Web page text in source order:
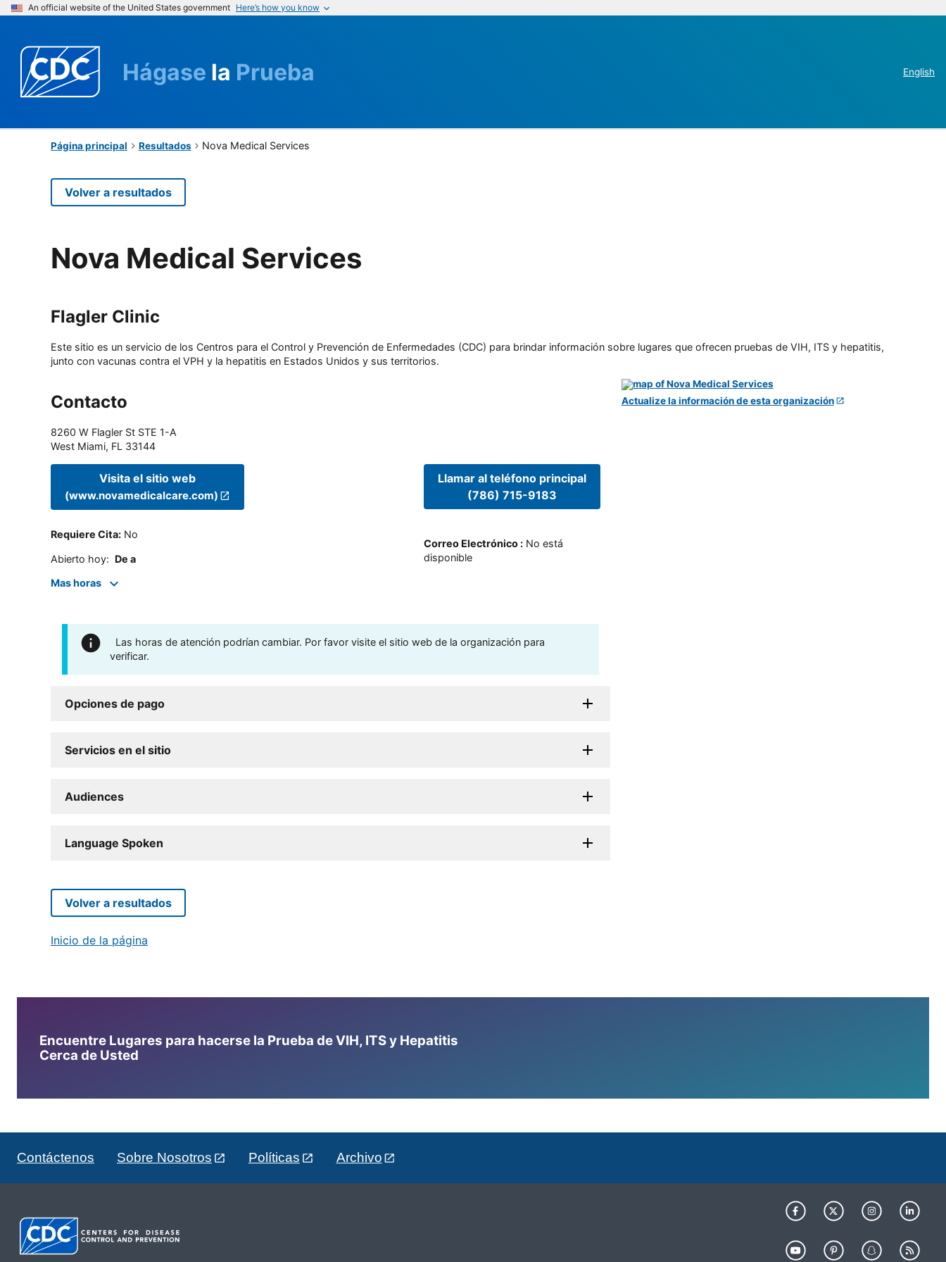
An official website of the United States government Here’s how you know
Hágase la Prueba English
Página principal Resultados Nova Medical Services
Volver a resultados
Nova Medical Services
Flagler Clinic
Este sitio es un servicio de los Centros para el Control y Prevención de Enfermedades (CDC) para brindar información sobre lugares que ofrecen pruebas de VIH, ITS y hepatitis,
junto con vacunas contra el VPH y la hepatitis en Estados Unidos y sus territorios.
Contacto
8260 W Flagler St STE 1-A
West Miami, FL 33144
Visita el sitio web
(www.novamedicalcare.com)
Requiere Cita: No
Abierto hoy: De a
Mas horas
Llamar al teléfono principal
(786) 715-9183
Correo Electrónico: No está
disponible
Las horas de atención podrían cambiar. Por favor visite el sitio web de la organización para
verificar.
Opciones de pago
Servicios en el sitio
Audiences
Language Spoken
Actualize la información de esta organización
Volver a resultados
Inicio de la página
Encuentre Lugares para hacerse la Prueba de VIH, ITS y Hepatitis
Cerca de Usted
Contáctenos Sobre Nosotros Políticas Archivo